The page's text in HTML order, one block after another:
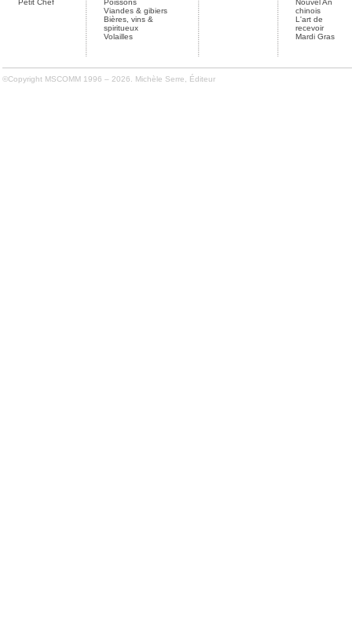
Petit Chef
Poissons
Viandes & gibiers
Bières, vins &
spiritueux
Volailles
Nouvel An
chinois
L'art de
recevoir
Mardi Gras
©Copyright MSCOMM 1996 – 2026. Michèle Serre, Éditeur